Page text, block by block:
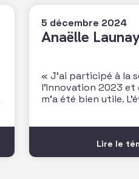
5 décembre 2024
Anaëlle
« J’ai participé à la
l’Innovation 2023
m’a été bien utile.
l’utilisation de
booster son
Lire le